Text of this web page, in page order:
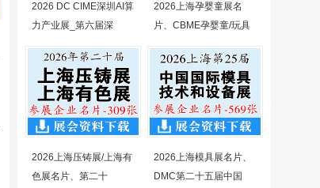
2026 DC CIME深圳AI算
力产业展_第六届深
2026上海孕婴童展名
片、CBME孕婴童/玩具
2026上海压铸展/上海有
色展名片、第二十
2026上海模具展名片、
DMC第二十五届中国